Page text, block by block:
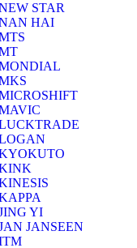
STAR
HAI
YI
JANSEEN